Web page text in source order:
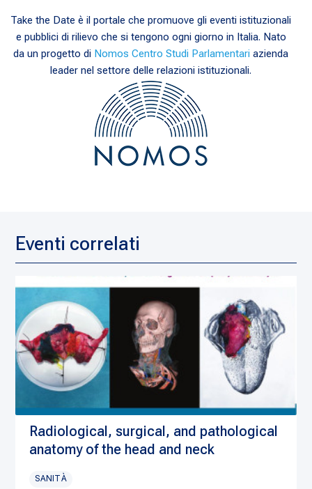
Take the Date è il portale che promuove gli eventi istituzionali
e pubblici di rilievo che si tengono ogni giorno in Italia. Nato
da un progetto di Nomos Centro Studi Parlamentari azienda
leader nel settore delle relazioni istituzionali.
Eventi correlati
Radiological, surgical, and pathological
anatomy of the head and neck
SANITÀ